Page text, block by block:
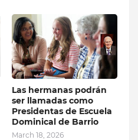
Las hermanas podrán
ser llamadas como
Presidentas de Escuela
Dominical de Barrio
March 18, 2026